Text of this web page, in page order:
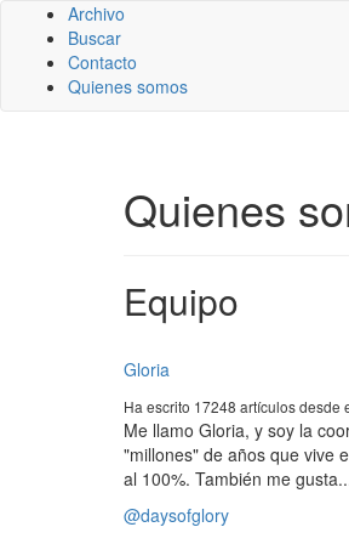
Archivo
Buscar
Contacto
Quienes somos
Quienes
Equipo
Gloria
Ha escrito 17248 artículos desde
Me llamo Gloria, y soy la
"millones" de años que vive
al 100%. También me
@daysofglory